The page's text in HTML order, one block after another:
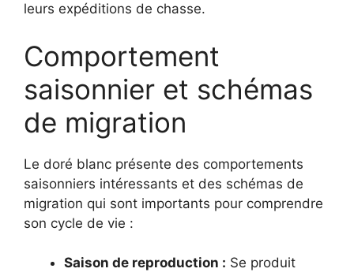
leurs expéditions de chasse.
Comportement
saisonnier et schémas
de migration
Le doré blanc présente des comportements
saisonniers intéressants et des schémas de
migration qui sont importants pour comprendre
son cycle de vie :
Saison de reproduction : Se produit